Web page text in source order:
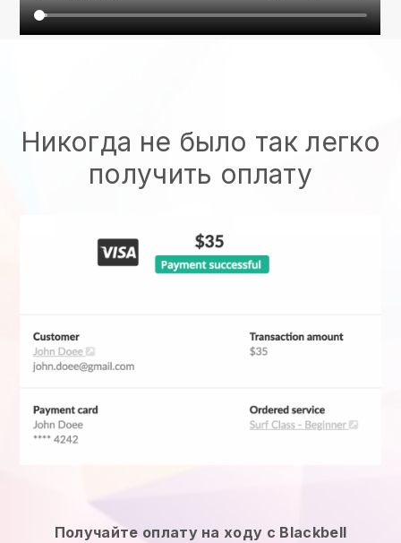
Никогда не было так легко
получить оплату
Получайте оплату на ходу с Blackbell